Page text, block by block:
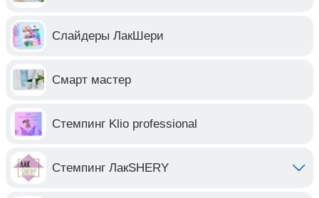
Слайдеры ЛакШери
Смарт мастер
Стемпинг Klio professional
Стемпинг ЛакSHERY